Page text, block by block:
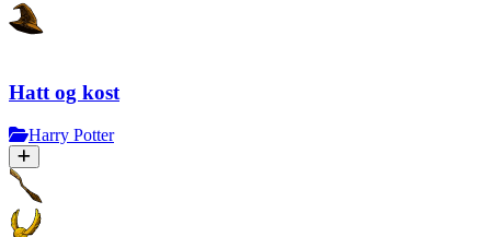
Hatt og kost
Harry Potter